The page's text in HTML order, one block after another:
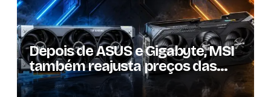
Depois de ASUS e Gigabyte, MSI
também reajusta preços das
GPUs em mais de 20%